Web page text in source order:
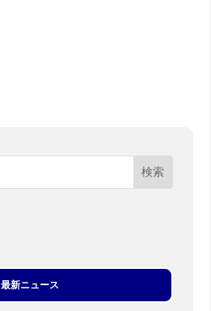
最新ニュース